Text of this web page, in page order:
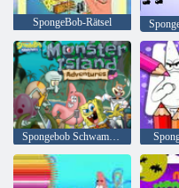
SpongeBob-Rätsel
Spongebob Schwammkopf Monster Insel Abenteuer